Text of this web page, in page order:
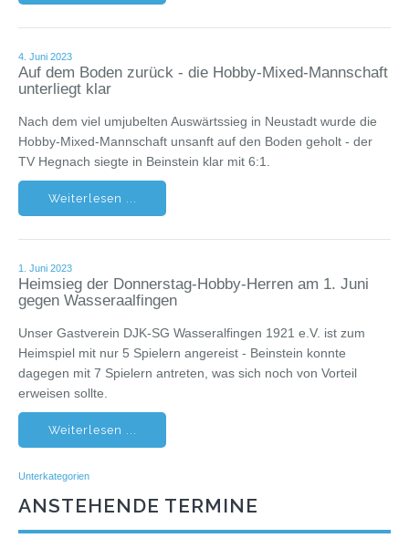
4. Juni 2023
Auf dem Boden zurück - die Hobby-Mixed-Mannschaft
unterliegt klar
Nach dem viel umjubelten Auswärtssieg in Neustadt wurde die
Hobby-Mixed-Mannschaft unsanft auf den Boden geholt - der
TV Hegnach siegte in Beinstein klar mit 6:1.
Weiterlesen ...
1. Juni 2023
Heimsieg der Donnerstag-Hobby-Herren am 1. Juni
gegen Wasseraalfingen
Unser Gastverein DJK-SG Wasseralfingen 1921 e.V. ist zum
Heimspiel mit nur 5 Spielern angereist - Beinstein konnte
dagegen mit 7 Spielern antreten, was sich noch von Vorteil
erweisen sollte.
Weiterlesen ...
Unterkategorien
ANSTEHENDE TERMINE